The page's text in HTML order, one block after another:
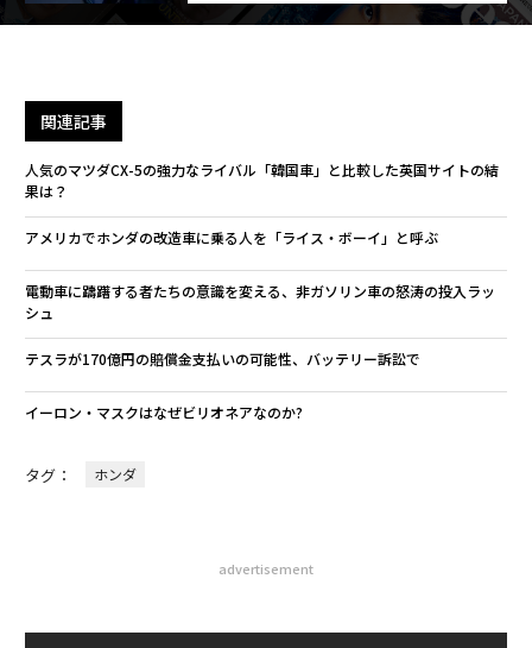
関連記事
人気のマツダCX-5の強力なライバル「韓国車」と比較した英国サイトの結
果は？
アメリカでホンダの改造車に乗る人を「ライス・ボーイ」と呼ぶ
電動車に躊躇する者たちの意識を変える、非ガソリン車の怒涛の投入ラッ
シュ
テスラが170億円の賠償金支払いの可能性、バッテリー訴訟で
イーロン・マスクはなぜビリオネアなのか?
タグ： ホンダ
advertisement